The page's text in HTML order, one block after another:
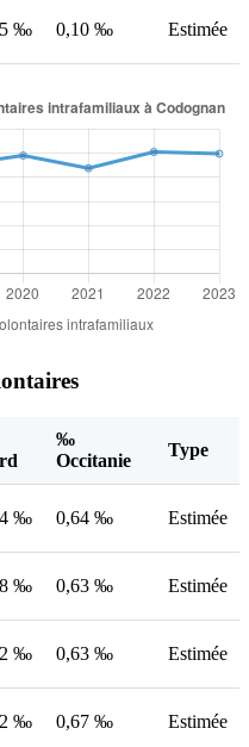
‰ 0,10 ‰ Estimée
‰
Occitanie
Type
‰ 0,64 ‰ Estimée
‰ 0,63 ‰ Estimée
‰ 0,63 ‰ Estimée
‰ 0,67 ‰ Estimée